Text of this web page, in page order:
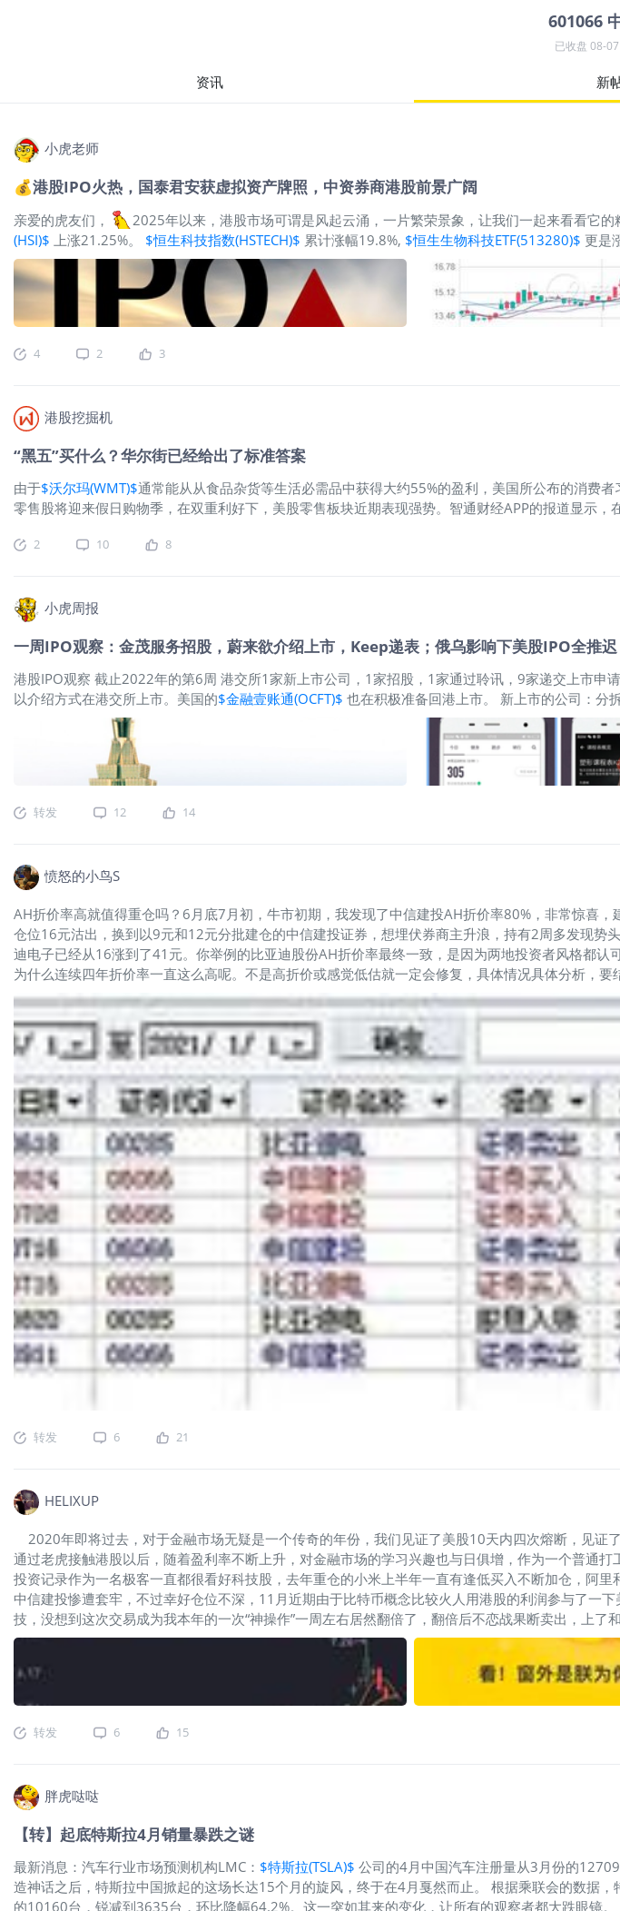
601066
已收盘 08-
资讯 新
小虎老师
💰港股IPO火热，国泰君安获虚拟资产牌照，中资券商港股前景广阔
亲爱的虎友们， 2025年以来，港股市场可谓是风起云涌，一片繁荣景象，让我们一起来看看它
(HSI)$ 上涨21.25%。 $恒生科技指数(HSTECH)$ 累计涨幅19.8%, $恒生生物科技ETF(513280)$ 更是
初至今上涨41.87%，$腾讯控股(00700)$年初至今上涨23.37%。生物科技领域也是涨势强劲，创
下相关的ETF，比如
$恒生科技ETF(03032)$ $南方恒生科技(03033)$
，它们都是捕捉板块行情的不
亿港元，较去年同期1102亿港元上升120%; 港交所5月市场平均每日成交金额达2103亿港元，较
4 2 3
港股挖掘机
“黑五”买什么？华尔街已经给出了标准答案
由于$沃尔玛(WMT)$通常能从从食品杂货等生活必需品中获得大约55%的盈利，美国所公布的消费
零售股将迎来假日购物季，在双重利好下，美股零售板块近期表现强势。智通财经APP的报道显示
市，而是属于 $伯灵顿百货(BURL)$
减20-30亿美元成本，但没有给出具体的细节，仅表示“目前的计划中尚不包含大面积裁员或冻结招聘
2 10 8
小虎周报
一周IPO观察：金茂服务招股，蔚来欲介绍上市，Keep递表；俄乌影响下美股IPO全推迟
港股IPO观察 截止2022年的第6周 港交所1家新上市公司，1家招股，1家通过聆讯，9家递交上市
以介绍方式在港交所上市。美国的$金融壹账通(OCFT)$ 也在积极准备回港上市。 新上市的公司：分
的物业管理公司 ； 通过聆讯的公司包括：医疗服务提供商云康
麻辣烫餐饮企业杨国福麻辣烫； 中国以平台为中心的决策类人工智能市场排名第一的第四范式； 开
国最大的设备运营服务提供商宏信建发； 提供创新介入医疗器械的未盈利生物科技公司禾木生物； 医
转发 12 14
愤怒的小鸟S
AH折价率高就值得重仓吗？6月底7月初，牛市初期，我发现了中信建投AH折价率80%，非常惊喜
仓位16元沽出，换到以9元和12元分批建仓的中信建投证券，想埋伏券商主升浪，持有2周多发现
迪电子已经从16涨到了41元。你举例的比亚迪股份AH折价率最终一致，是因为两地投资者风格都
为什么连续四年折价率一直这么高呢。不是高折价或感觉低估就一定会修复，具体情况具体分析，要
转发 6 21
HELIXUP
2020年即将过去，对于金融市场无疑是一个传奇的年份，我们见证了美股10天内四次熔断，见
通过老虎接触港股以后，随着盈利率不断上升，对金融市场的学习兴趣也与日俱增，作为一个普
投资记录作为一名极客一直都很看好科技股，去年重仓的小米上半年一直有逢低买入不断加仓，阿
中信建投惨遭套牢，不过幸好仓位不深，11月近期由于比特币概念比较火人用港股的利润参与了一
技，没想到这次交易成为我本年的一次“神操作”一周左右居然翻倍了，翻倍后不恋战果断卖出，
来的流水账接下来总结一下，最主要的教训是交易计划不清晰，没有分清哪个应该拿到天荒地老的
燥，更能承受巨大振幅波动，以及激发了自己的学习动力，就是我的2020年投资大复盘，与各位虎友
转发 6 15
胖虎哒哒
【转】起底特斯拉4月销量暴跌之谜
最新消息：汽车行业市场预测机构LMC： $特斯拉(TSLA)$ 公司的4月中国汽车注册量从3月份的
造神话之后，特斯拉中国掀起的这场长达15个月的旋风，终于在4月戛然而止。 根据乘联会的数据，
的10160台，锐减到3635台，环比降幅64.2%。这一突如其来的变化，让所有的观察者都大跌眼镜